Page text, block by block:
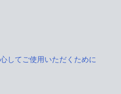
してご使用いただくために